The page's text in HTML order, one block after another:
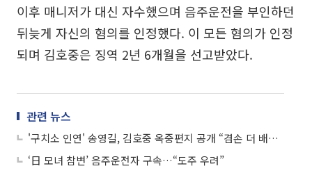
이후 매니저가 대신 자수했으며 음주운전을 부인하던
뒤늦게 자신의 혐의를 인정했다. 이 모든 혐의가 인정
되며 김호중은 징역 2년 6개월을 선고받았다.
관련 뉴스
'구치소 인연' 송영길, 김호중 옥중편지 공개 “겸손 더 배우겠다”
‘日 모녀 참변’ 음주운전자 구속…“도주 우려”